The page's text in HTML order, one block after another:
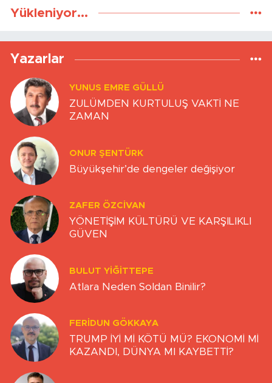
Yükleniyor...
Yazarlar
YUNUS EMRE GÜLLÜ
ZULÜMDEN KURTULUŞ VAKTİ NE
ZAMAN
ONUR ŞENTÜRK
Büyükşehir’de dengeler değişiyor
ZAFER ÖZCIVAN
YÖNETİŞİM KÜLTÜRÜ VE KARŞILIKLI
GÜVEN
BULUT YİĞİTTEPE
Atlara Neden Soldan Binilir?
FERIDUN GÖKKAYA
TRUMP İYİ Mİ KÖTÜ MÜ? EKONOMİ Mİ
KAZANDI, DÜNYA MI KAYBETTİ?